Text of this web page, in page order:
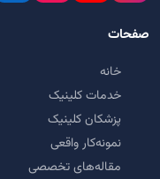
صفحات
خانه
خدمات کلینیک
پزشکان کلینیک
نمونه‌کار واقعی
مقاله‌های تخصصی